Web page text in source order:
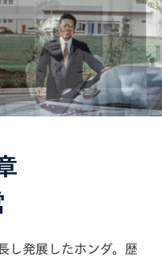
し発展したホンダ。歴